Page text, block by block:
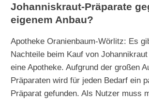
Johanniskraut-Präparate
eigenem Anbau?
Apotheke Oranienbaum-Wörlitz: Es
Nachteile beim Kauf von
eine Apotheke. Aufgrund der großen
Präparaten wird für jeden Bedarf ein
Präparat gefunden. Als Nutzer muss